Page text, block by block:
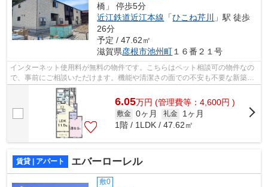
橋」 停歩5分
近江鉄道近江本線 「ひこね芹川
」駅 徒歩
26分
予定 / 47.62㎡
滋賀県彦根市池州町 １６番２１号
インターネット使用料が無料の物件です。こちらはペット相談可の物件なの
で、事前にご相談いただけます。機能や清潔さの面での不安も不要な新築物
件はいかがでしょうか。ネットの回線...
6.05万円 (管理費等：4,600円 )
敷金 0ヶ月 礼金
1ヶ月
1階 / 1LDK / 47.62㎡
賃貸 | アパート エバーローレル
敷0